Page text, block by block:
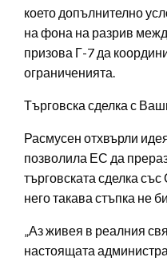
което допълнително
на фона на разрив
призова Г-7 да
ограниченията.
Търговска сделка с
Расмусен отхвърли
позволила ЕС да
търговската сделка
него такава стъпка не
„Аз живея в реалния
настоящата